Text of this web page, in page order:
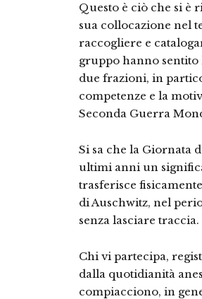
Questo è ciò che si è
sua collocazione nel
raccogliere e
gruppo hanno sentito
due frazioni, in
competenze e la
Seconda Guerra
Si sa che la Giornata
ultimi anni un
trasferisce
di Auschwitz, nel
senza lasciare traccia.
Chi vi partecipa,
dalla quotidianità
compiacciono, in